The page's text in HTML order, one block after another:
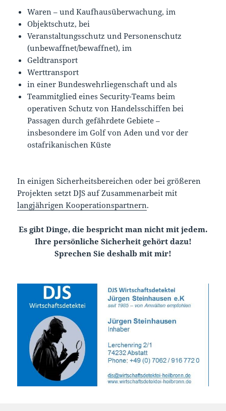
Waren – und Kaufhausüberwachung, im
Objektschutz, bei
Veranstaltungsschutz und Personenschutz
(unbewaffnet/bewaffnet), im
Geldtransport
Werttransport
in einer Bundeswehrliegenschaft und als
Teammitglied eines Security-Teams beim
operativen Schutz von Handelsschiffen bei
Passagen durch gefährdete Gebiete –
insbesondere im Golf von Aden und vor der
ostafrikanischen Küste
In einigen Sicherheitsbereichen oder bei größeren
Projekten setzt DJS auf Zusammenarbeit mit
langjährigen Kooperationspartnern.
Es gibt Dinge, die bespricht man nicht mit jedem.
Ihre persönliche Sicherheit gehört dazu!
Sprechen Sie deshalb mit mir!